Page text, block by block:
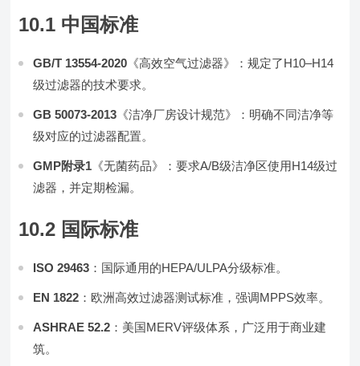
10.1 中国标准
GB/T 13554-2020 《高效空气过滤器》：规定了H10–H14
级过滤器的技术要求。
GB 50073-2013 《洁净厂房设计规范》：明确不同洁净等
级对应的过滤器配置。
GMP附录1 《无菌药品》：要求A/B级洁净区使用H14级过
滤器，并定期检漏。
10.2 国际标准
ISO 29463 ：国际通用的HEPA/ULPA分级标准。
EN 1822 ：欧洲高效过滤器测试标准，强调MPPS效率。
ASHRAE 52.2 ：美国MERV评级体系，广泛用于商业建
筑。